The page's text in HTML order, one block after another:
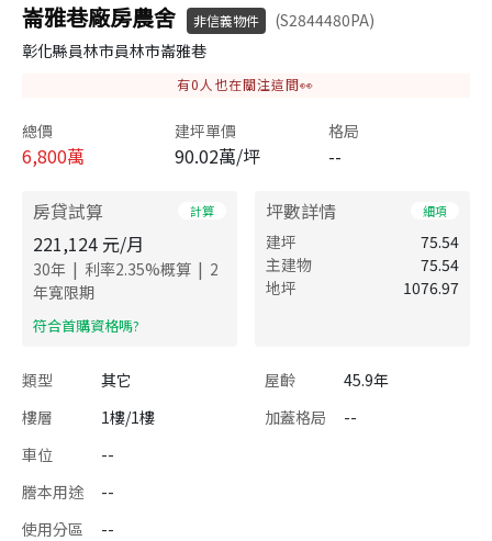
崙雅巷廠房農舍 非信義物件
(S2844480PA)
彰化縣員林市員林市崙雅巷
有0 人也在關注這間👀
總價
6,800萬
建坪單價
90.02萬/坪
格局
--
房貸試算 計算
221,124 元/月
30年 | 利率2.35%概算 | 2
年寬限期
​符合首購資格嗎?
坪數詳情 細項
建坪
75.54
主建物
75.54
地坪
1076.97
類型 其它 屋齡
45.9年
樓層
1樓/1樓 加蓋格局
--
車位
--
謄本用途
--
使用分區
--